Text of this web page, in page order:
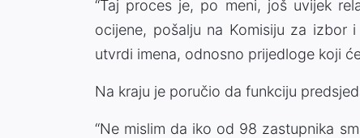
“Taj proces je, po meni, još uvijek
ocijene, pošalju na Komisiju za izbor
utvrdi imena, odnosno prijedloge koji
Na kraju je poručio da funkciju
“Ne mislim da iko od 98 zastupnika